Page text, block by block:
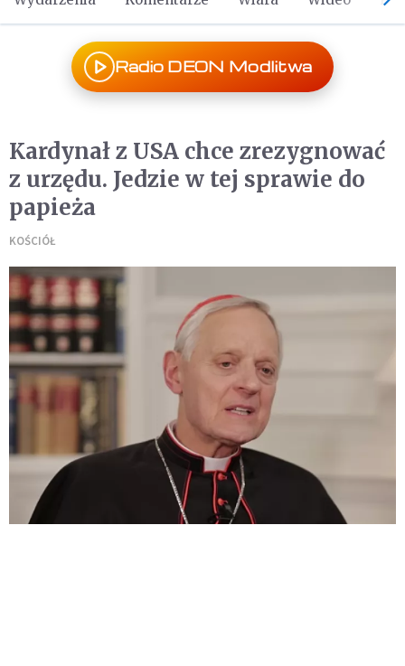
Radio DEON Modlitwa
Kardynał z USA chce zrezygnować
z urzędu. Jedzie w tej sprawie do
papieża
KOŚCIÓŁ